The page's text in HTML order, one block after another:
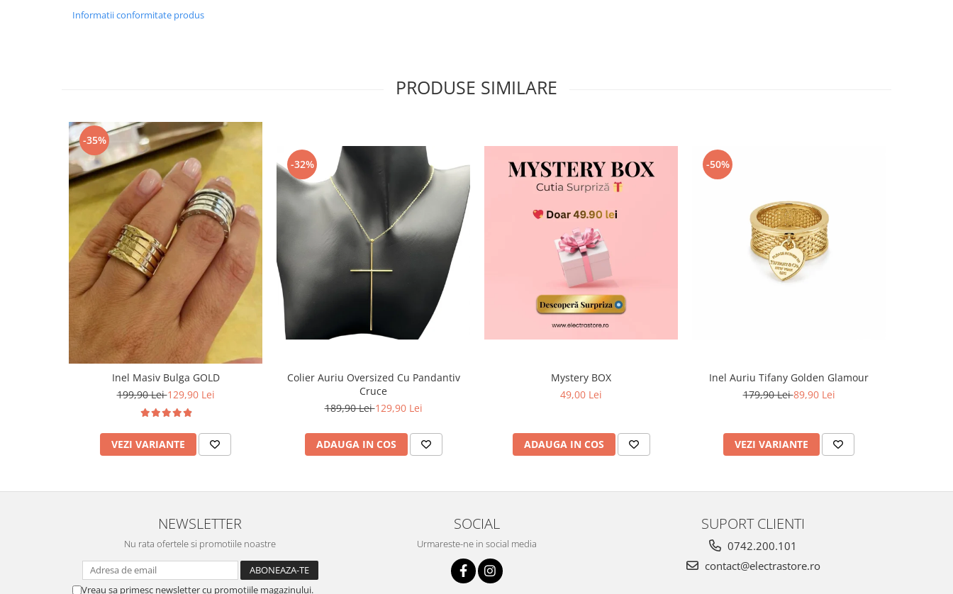
Informatii conformitate produs
PRODUSE SIMILARE
-35%
Inel Masiv Bulga GOLD
199,90 Lei129,90 Lei
VEZI VARIANTE
-32%
Colier Auriu Oversized Cu Pandantiv
Cruce
189,90 Lei129,90 Lei
ADAUGA IN COS
Mystery BOX
49,00 Lei
ADAUGA IN COS
-50%
Inel Auriu Tifany Golden Glamour
179,90 Lei89,90 Lei
VEZI VARIANTE
NEWSLETTER
Nu rata ofertele si promotiile noastre
Vreau sa primesc newsletter cu promotiile magazinului.
SOCIAL
Urmareste-ne in social media
SUPORT CLIENTI
0742.200.101
contact@electrastore.ro